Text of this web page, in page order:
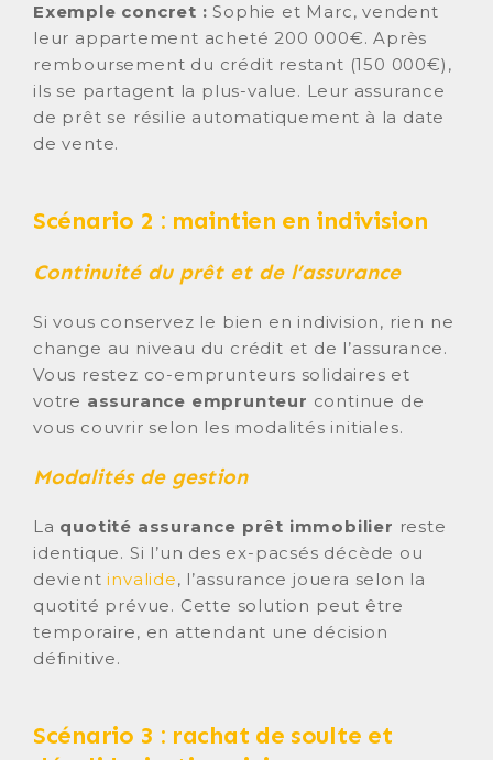
Exemple concret : Sophie et Marc, vendent
leur appartement acheté 200 000€. Après
remboursement du crédit restant (150 000€),
ils se partagent la plus-value. Leur assurance
de prêt se résilie automatiquement à la date
de vente.
Scénario 2 : maintien en indivision
Continuité du prêt et de l’assurance
Si vous conservez le bien en indivision, rien ne
change au niveau du crédit et de l’assurance.
Vous restez co-emprunteurs solidaires et
votre assurance emprunteur continue de
vous couvrir selon les modalités initiales.
Modalités de gestion
La quotité assurance prêt immobilier reste
identique. Si l’un des ex-pacsés décède ou
devientinvalide, l’assurance jouera selon la
quotité prévue. Cette solution peut être
temporaire, en attendant une décision
définitive.
Scénario 3 : rachat de soulte et